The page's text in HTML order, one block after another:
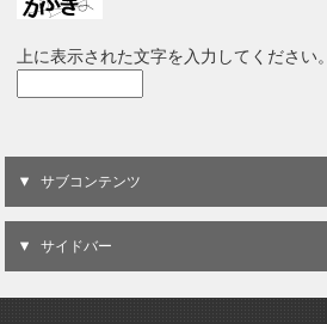
上に表示された文字を入力してください。
サブコンテンツ
サイドバー